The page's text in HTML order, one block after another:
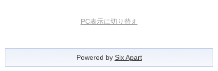
PC表示に切り替え
Powered by Six Apart